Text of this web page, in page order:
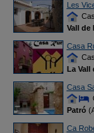
Les
Vall de
Casa
La Vall
Casa
Patró
Ca